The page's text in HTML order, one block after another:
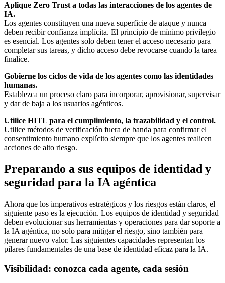
Aplique Zero Trust a todas las interacciones de los agentes de
IA.
Los agentes constituyen una nueva superficie de ataque y nunca
deben recibir confianza implícita. El principio de mínimo privilegio
es esencial. Los agentes solo deben tener el acceso necesario para
completar sus tareas, y dicho acceso debe revocarse cuando la tarea
finalice.
Gobierne los ciclos de vida de los agentes como las identidades
humanas.
Establezca un proceso claro para incorporar, aprovisionar, supervisar
y dar de baja a los usuarios agénticos.
Utilice HITL para el cumplimiento, la trazabilidad y el control.
Utilice métodos de verificación fuera de banda para confirmar el
consentimiento humano explícito siempre que los agentes realicen
acciones de alto riesgo.
Preparando a sus equipos de identidad y
seguridad para la IA agéntica
Ahora que los imperativos estratégicos y los riesgos están claros, el
siguiente paso es la ejecución. Los equipos de identidad y seguridad
deben evolucionar sus herramientas y operaciones para dar soporte a
la IA agéntica, no solo para mitigar el riesgo, sino también para
generar nuevo valor. Las siguientes capacidades representan los
pilares fundamentales de una base de identidad eficaz para la IA.
Visibilidad: conozca cada agente, cada sesión